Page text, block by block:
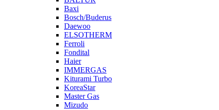
Baxi
Bosch/Buderus
Daewoo
ELSOTHERM
Ferroli
Fondital
Haier
IMMERGAS
Kiturami Turbo
KoreaStar
Master Gas
Mizudo